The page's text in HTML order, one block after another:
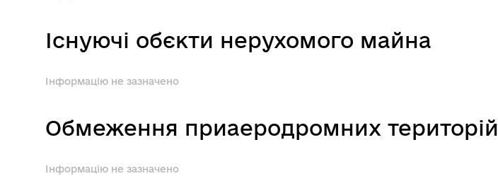
Існуючі обєкти нерухомого майна
Інформацію не зазначено
Обмеження приаеродромних територій
Інформацію не зазначено